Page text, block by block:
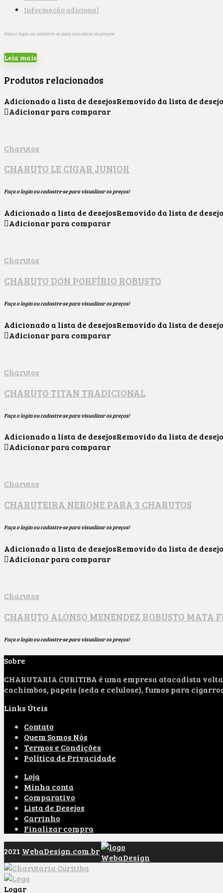
Informação adicional
Faça o login ou cadastre-se para visualizar os preços!
Leia mais
Produtos relacionados
Adicionado a lista de desejosRemovido da lista de
Adicionar para comparar
Charutos
CHARUTO LE CIGAR JUNIOR
Faça o login ou cadastre-se para visualizar os preços!
Adicionado a lista de desejosRemovido da lista de
Adicionar para comparar
Charutos
CHARUTO DON PORFÍRIO ROBUSTO
Faça o login ou cadastre-se para visualizar os preços!
Adicionado a lista de desejosRemovido da lista de
Adicionar para comparar
Charutos
CHARUTO TITAN TRADICIONAL
Faça o login ou cadastre-se para visualizar os preços!
Adicionado a lista de desejosRemovido da lista de
Adicionar para comparar
Charutos
CHARUTEIRA NERONE PARA 3 CHARUTOS
Faça o login ou cadastre-se para visualizar os preços!
Adicionado a lista de desejosRemovido da lista de
Adicionar para comparar
Charutos
CHARUTO ALONSO MENENDEZ ROBUSTO MATA
Faça o login ou cadastre-se para visualizar os preços!
Sobre
CHARUTARIA CURITIBA é uma empresa atacadista
cachimbos, papeis (seda e celulose), fumos para
Links Úteis
Contato
Quem Somos Nós
Termos e Condições
Política de Privacidade
Loja
Minha conta
Comparativo
Lista de Desejos
Carrinho
Finalizar compra
2021 WebaDesign.com.br
Logar